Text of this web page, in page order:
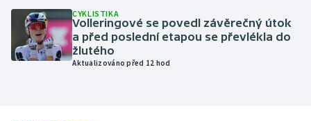
Parasport
Plavání
CYKLISTIKA
Volleringové se povedl závěrečný útok
a před poslední etapou se převlékla do
žlutého
Aktualizováno před 12 hod